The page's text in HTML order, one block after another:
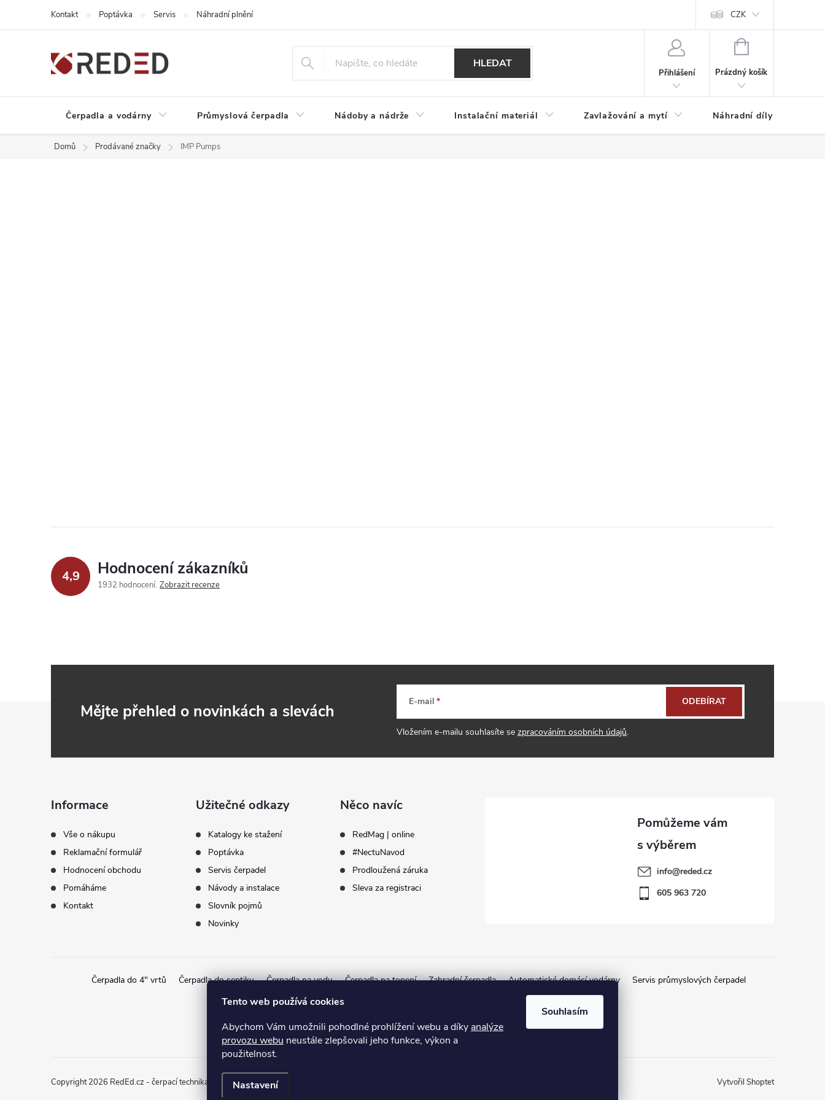
Tento web používá cookies
Abychom Vám umožnili pohodlné prohlížení webu a díky analýze
provozu webu neustále zlepšovali jeho funkce, výkon a
použitelnost.
Nastavení
Souhlasím
Kontakt Poptávka Servis Náhradní plnění CZK
HLEDAT
Přihlášení
NÁKUPNÍ
Prázdný košík
Čerpadla a vodárny Průmyslová čerpadla Nádoby a nádrže Instalační materiál Zavlažování a mytí Náhradní díly
Domů Prodávané značky IMP Pumps
4,9 Hodnocení zákazníků
1932 hodnocení Zobrazit recenze
Mějte přehled o novinkách a slevách E-mail
Vložením e-mailu souhlasíte se zpracováním osobních údajů.
ODEBÍRAT
Informace
Vše o nákupu
Reklamační formulář
Hodnocení obchodu
Pomáháme
Kontakt
Užitečné odkazy
Katalogy ke stažení
Poptávka
Servis čerpadel
Návody a instalace
Slovník pojmů
Novinky
Něco navíc
RedMag | online
#NectuNavod
Prodloužená záruka
Sleva za registraci
info@reded.cz
605 963 720
Čerpadla do 4" vrtů Čerpadla do septiku Čerpadla na vodu Čerpadla na topení Zahradní čerpadla Automatické domácí vodárny
Servis průmyslových čerpadel
Vytvořil Shoptet
Copyright 2026 RedEd.cz - čerpací technika . Všechna práva vyhrazena.